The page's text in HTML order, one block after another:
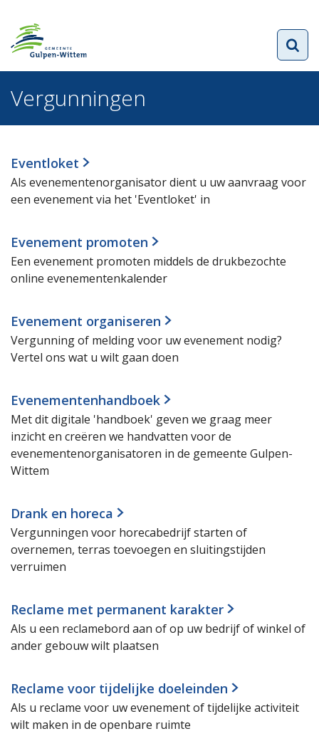
Vergunningen
Eventloket
Als evenementenorganisator dient u uw aanvraag voor
een evenement via het 'Eventloket' in
Evenement promoten
Een evenement promoten middels de drukbezochte
online evenementenkalender
Evenement organiseren
Vergunning of melding voor uw evenement nodig?
Vertel ons wat u wilt gaan doen
Evenementenhandboek
Met dit digitale 'handboek' geven we graag meer
inzicht en creëren we handvatten voor de
evenementenorganisatoren in de gemeente Gulpen-
Wittem
Drank en horeca
Vergunningen voor horecabedrijf starten of
overnemen, terras toevoegen en sluitingstijden
verruimen
Reclame met permanent karakter
Als u een reclamebord aan of op uw bedrijf of winkel of
ander gebouw wilt plaatsen
Reclame voor tijdelijke doeleinden
Als u reclame voor uw evenement of tijdelijke activiteit
wilt maken in de openbare ruimte